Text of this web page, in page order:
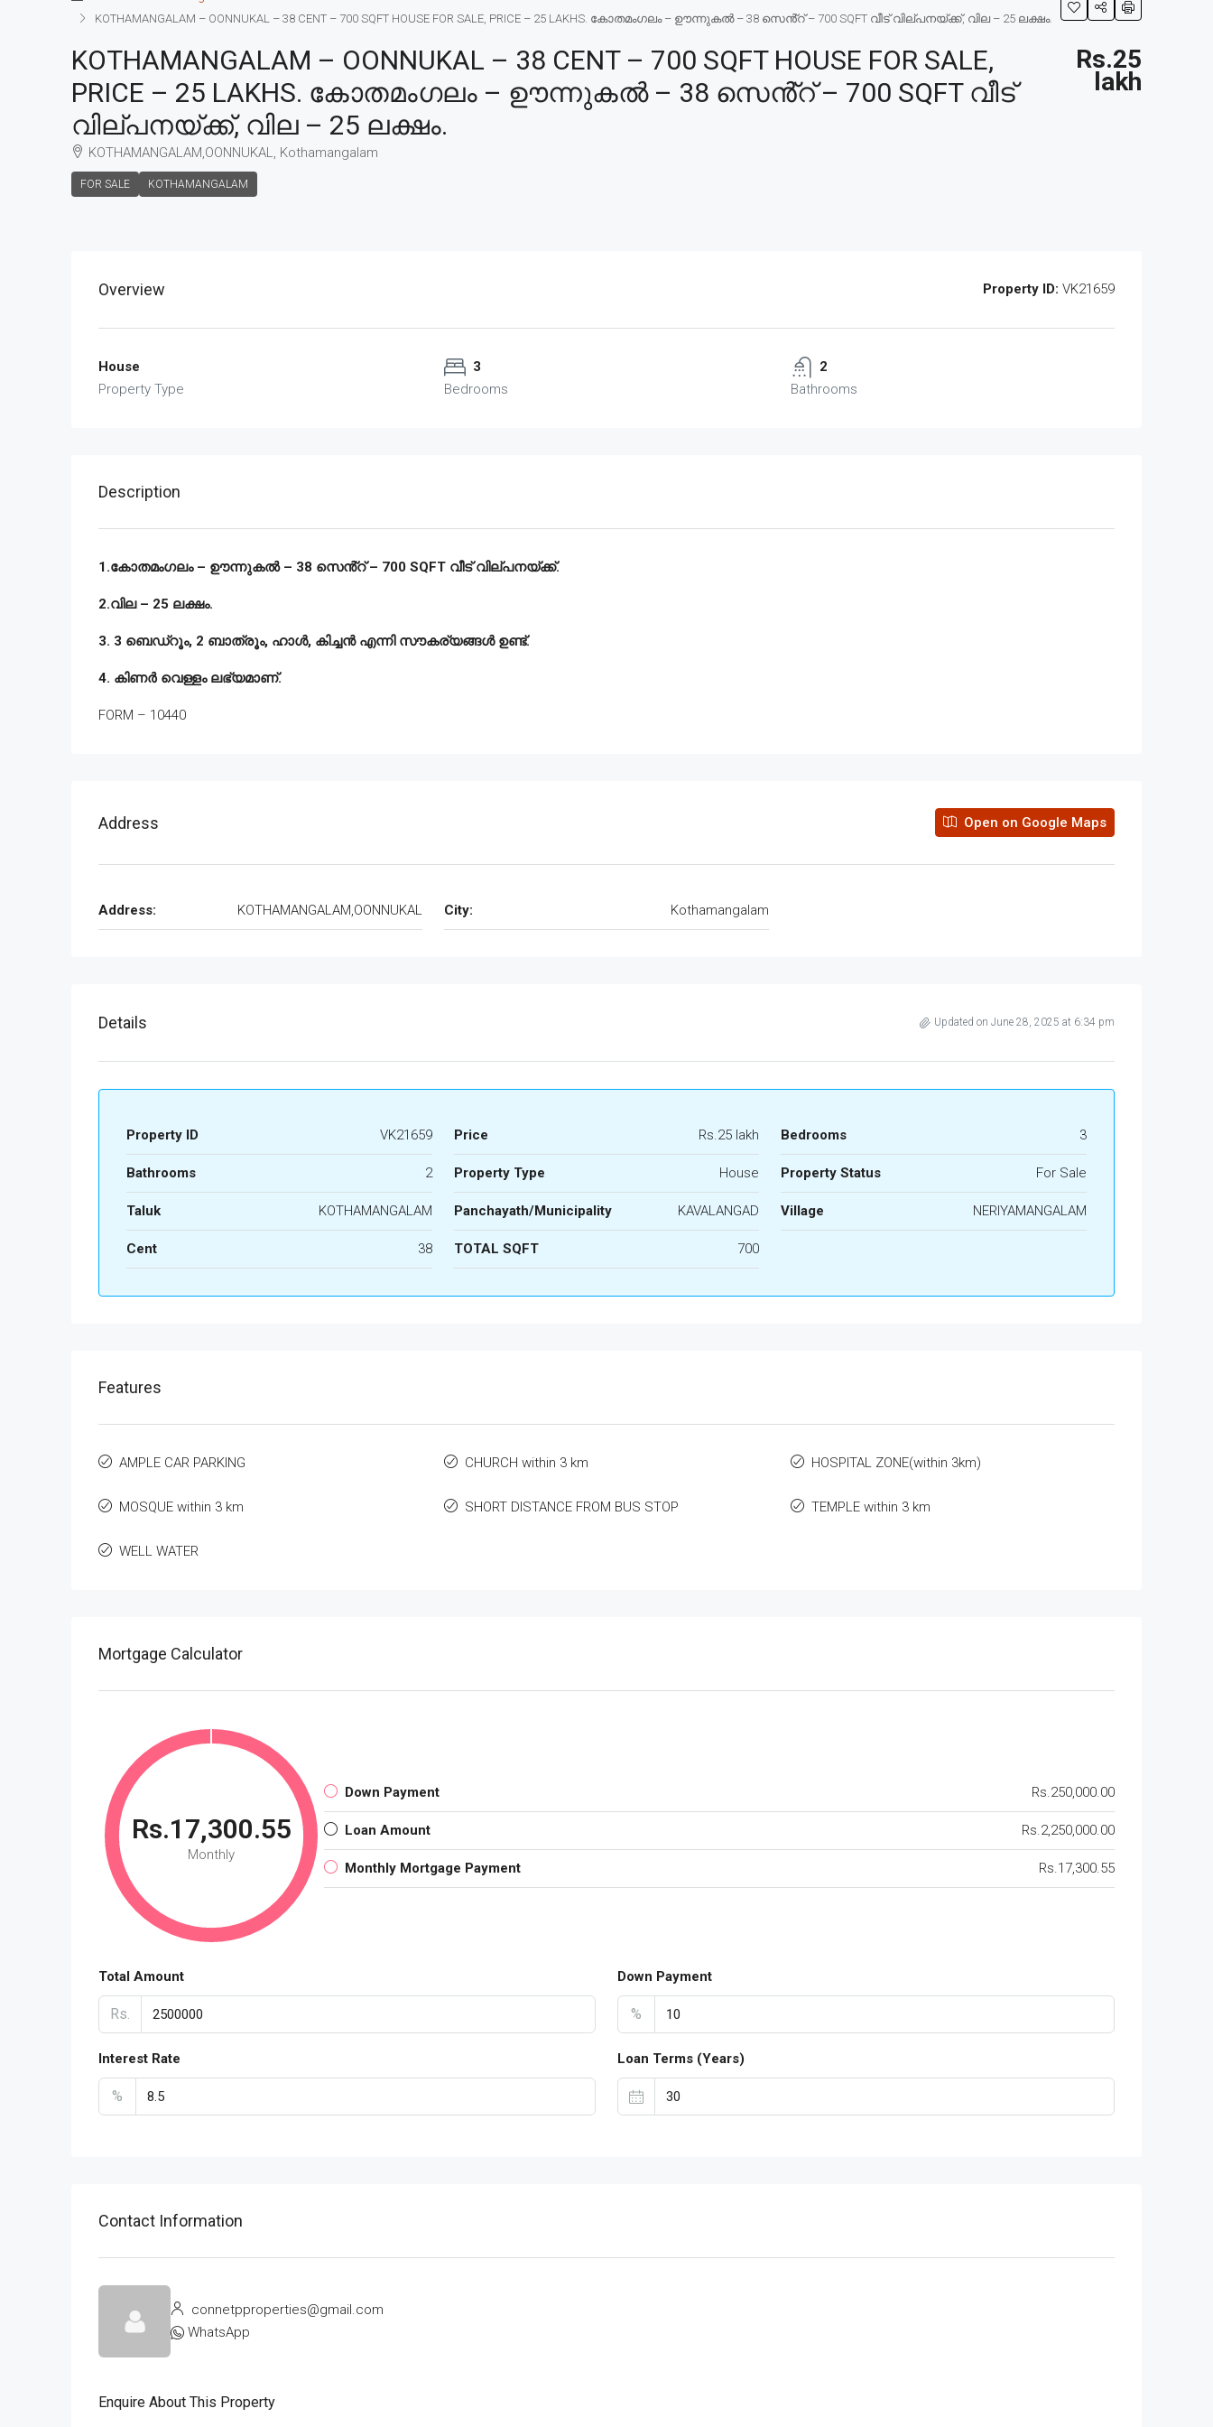
KOTHAMANGALAM – OONNUKAL – 38 CENT – 700 SQFT HOUSE FOR SALE, PRICE – 25 LAKHS. കോതമംഗലം – ഊന്നുകൽ – 38 സെൻ്റ് – 700 SQFT വീട് വില്പനയ്ക്ക്, വില – 25 ലക്ഷം.
KOTHAMANGALAM – OONNUKAL – 38 CENT – 700 SQFT HOUSE FOR SALE,
PRICE – 25 LAKHS. കോതമംഗലം – ഊന്നുകൽ – 38 സെൻ്റ് – 700 SQFT വീട്
വില്പനയ്ക്ക്, വില – 25 ലക്ഷം.
KOTHAMANGALAM,OONNUKAL, Kothamangalam
FOR SALE KOTHAMANGALAM
Rs.25
lakh
Overview Property ID: VK21659
House
Property Type
3
Bedrooms
2
Bathrooms
Description
1.കോതമംഗലം – ഊന്നുകൽ – 38 സെൻ്റ് – 700 SQFT വീട് വില്പനയ്ക്ക്.
2.വില – 25 ലക്ഷം.
3. 3 ബെഡ്‌റൂം, 2 ബാത്രൂം, ഹാൾ, കിച്ചൻ എന്നി സൗകര്യങ്ങൾ ഉണ്ട്.
4. കിണർ വെള്ളം ലഭ്യമാണ്.
FORM – 10440
Address Open on Google Maps
Address: KOTHAMANGALAM,OONNUKAL City: Kothamangalam
Details Updated on June 28, 2025 at 6:34 pm
Property ID VK21659 Price Rs.25 lakh Bedrooms 3
Bathrooms 2 Property Type House Property Status For Sale
Taluk KOTHAMANGALAM Panchayath/Municipality KAVALANGAD Village NERIYAMANGALAM
Cent 38 TOTAL SQFT 700
Features
AMPLE CAR PARKING CHURCH within 3 km HOSPITAL ZONE(within 3km)
MOSQUE within 3 km SHORT DISTANCE FROM BUS STOP TEMPLE within 3 km
WELL WATER
Mortgage Calculator
Rs.17,300.55
Monthly
Down Payment Rs.250,000.00
Loan Amount Rs.2,250,000.00
Monthly Mortgage Payment Rs.17,300.55
Total Amount
Rs.
Down Payment
%
Interest Rate
%
Loan Terms (Years)
Contact Information
connetpproperties@gmail.com
WhatsApp
Enquire About This Property